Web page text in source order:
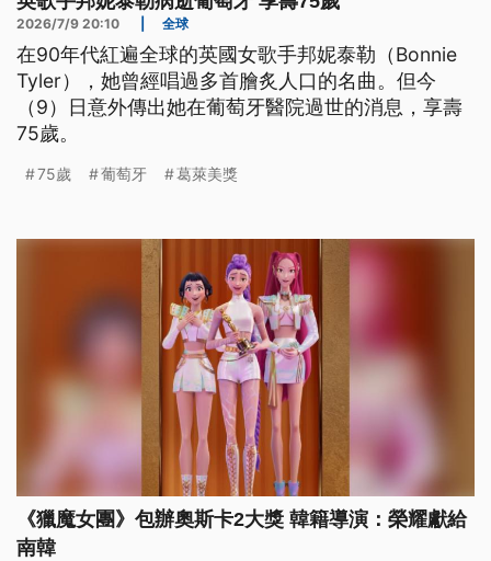
2026/7/9 20:10 全球
在90年代紅遍全球的英國女歌手邦妮泰勒（Bonnie
Tyler），她曾經唱過多首膾炙人口的名曲。但今
（9）日意外傳出她在葡萄牙醫院過世的消息，享壽
75歲。
75歲 葡萄牙 葛萊美獎
《獵魔女團》包辦奧斯卡2大獎 韓籍導演：榮耀獻給
南韓